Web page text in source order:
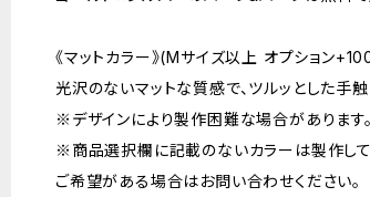
《マットカラー》(Mサイズ以上 オプション
光沢のないマットな質感で、ツルッとした手触
※デザインにより製作困難な場合があります。
※商品選択欄に記載のないカラーは製作して
ご希望がある場合はお問い合わせください。